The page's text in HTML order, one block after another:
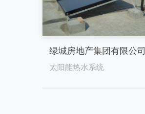
绿城房地产集团有限公司
太阳能热水系统